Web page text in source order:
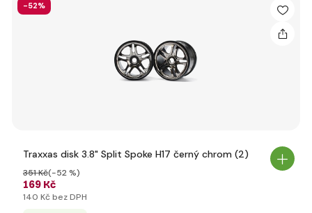
-52%
Traxxas disk 3.8" Split Spoke H17 černý chrom (2)
169 Kč
351 Kč(-52 %)
140 Kč bez DPH